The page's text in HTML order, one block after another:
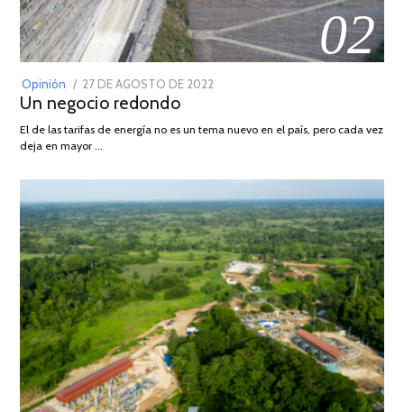
02
Opinión
POSTED
ON
27 DE AGOSTO DE 2022
DE
Un negocio redondo
El de las tarifas de energía no es un tema nuevo en el país, pero cada vez
deja en mayor …